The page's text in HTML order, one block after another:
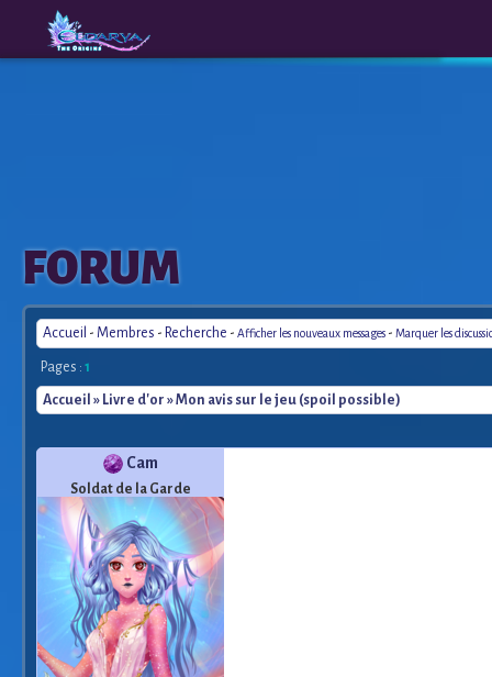
The
Origins
FORUM
Accueil - Membres - Recherche - Afficher les nouveaux messages - Marquer les
Pages : 1
Accueil » Livre d'or » Mon avis sur le jeu (spoil possible)
Cam
Soldat de la Garde